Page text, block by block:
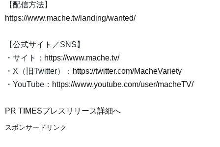
【配信方法】
https://www.mache.tv/landing/wanted/
【公式サイト／SNS】
・サイト： https://www.mache.tv/
・X（旧Twitter）： https://twitter.com/MacheVariety
・YouTube： https://www.youtube.com/user/macheTV/
PR TIMESプレスリリース詳細へ
スポンサードリンク